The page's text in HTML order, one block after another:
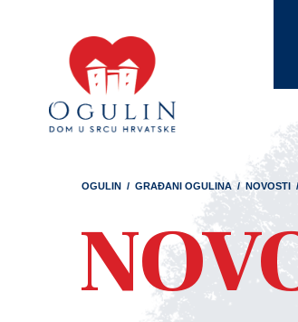
OGULIN / GRAĐANI OGULINA / NOVOSTI /